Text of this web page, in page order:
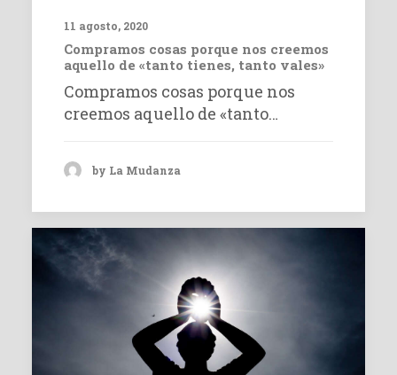
11 agosto, 2020
Compramos cosas porque nos creemos
aquello de «tanto tienes, tanto vales»
Compramos cosas porque nos
creemos aquello de «tanto…
by La Mudanza